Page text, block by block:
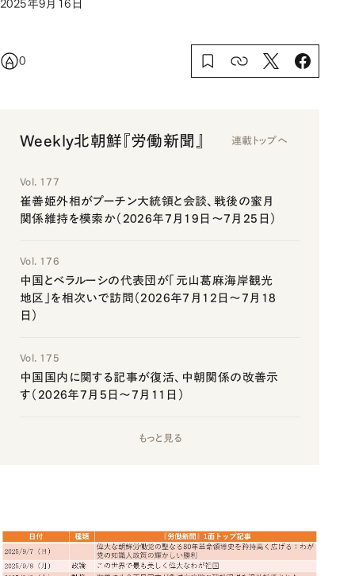
2025年9月16日
0
Weekly北朝鮮『労働新聞』 連載トップへ
Vol. 177
崔善姫外相がプーチン大統領と会談、戦後の蜜月
関係維持を模索か（2026年7月19日～7月25日）
Vol. 176
中国とベラルーシの代表団が「元山葛麻海岸観光
地区」を相次いで訪問（2026年7月12日～7月18
日）
Vol. 175
中国国内に関する記事が復活、中朝関係の改善示
す（2026年7月5日～7月11日）
もっと見る